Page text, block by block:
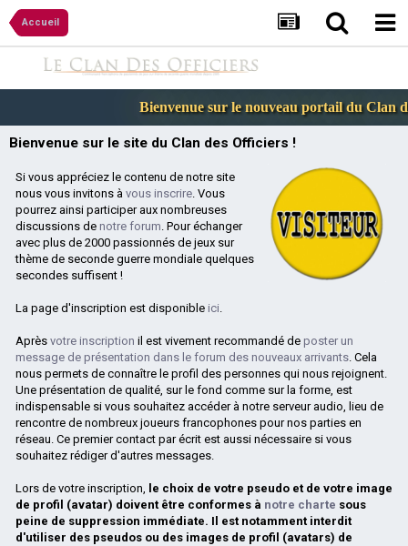
Accueil
Bienvenue sur le nouveau portail du Clan
Bienvenue sur le site du Clan des Officiers !
Si vous appréciez le contenu de notre site
nous vous invitons à vous inscrire. Vous
pourrez ainsi participer aux nombreuses
discussions de notre forum. Pour échanger
avec plus de 2000 passionnés de jeux sur
thème de seconde guerre mondiale quelques
secondes suffisent !
La page d'inscription est disponible ici.
Après votre inscription il est vivement recommandé de poster un
message de présentation dans le forum des nouveaux arrivants. Cela
nous permets de connaître le profil des personnes qui nous rejoignent.
Une présentation de qualité, sur le fond comme sur la forme, est
indispensable si vous souhaitez accéder à notre serveur audio, lieu de
rencontre de nombreux joueurs francophones pour nos parties en
réseau. Ce premier contact par écrit est aussi nécessaire si vous
souhaitez rédiger d'autres messages.
Lors de votre inscription, le choix de votre pseudo et de votre image
de profil (avatar) doivent être conformes à notre charte sous
peine de suppression immédiate. Il est notamment interdit
d'utiliser des pseudos ou des images de profil (avatars) de